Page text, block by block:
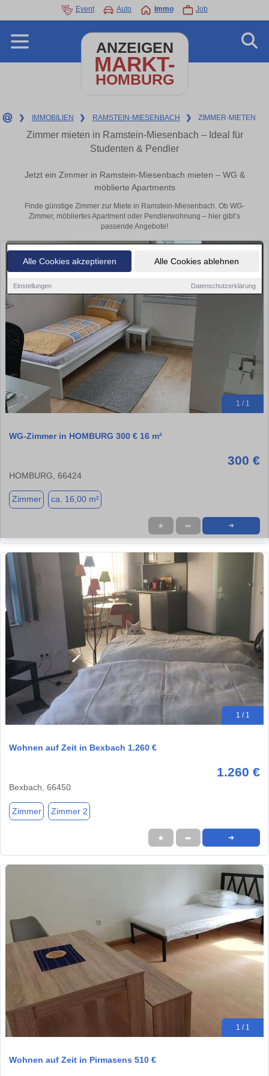
Alle Cookies akzeptieren Alle Cookies ablehnen
Einstellungen Datenschutzerklärung
Event Auto Immo Job
ANZEIGEN
MARKT-
HOMBURG
❯ IMMOBILIEN ❯ RAMSTEIN-MIESENBACH ❯ ZIMMER-MIETEN
Zimmer mieten in Ramstein-Miesenbach – Ideal für
Studenten & Pendler
Jetzt ein Zimmer in Ramstein-Miesenbach mieten – WG &
möblierte Apartments
Finde günstige Zimmer zur Miete in Ramstein-Miesenbach. Ob WG-
Zimmer, möbliertes Apartment oder Pendlerwohnung – hier gibt’s
passende Angebote!
1 / 1
WG-Zimmer in HOMBURG 300 € 16 m²
300 €
HOMBURG, 66424
Zimmer ca. 16,00 m²
★ ➦ ➜
1 / 1
Wohnen auf Zeit in Bexbach 1.260 €
1.260 €
Bexbach, 66450
Zimmer Zimmer 2
★ ➦ ➜
1 / 1
Wohnen auf Zeit in Pirmasens 510 €